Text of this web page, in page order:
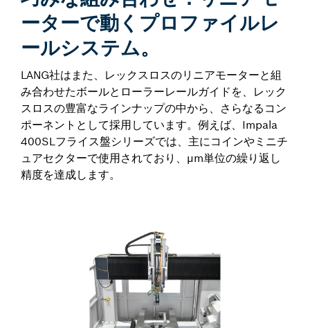
ーターで動くプロファイルレ
ールシステム。
LANG社はまた、レックスロスのリニアモーターと組
み合わせたボールとローラーレールガイドを、レック
スロスの豊富なラインナップの中から、さらなるコン
ポーネントとして採用しています。例えば、Impala
400SLフライス盤シリーズでは、主にコインやミニチ
ュアセクターで使用されており、µm単位の繰り返し
精度を達成します。